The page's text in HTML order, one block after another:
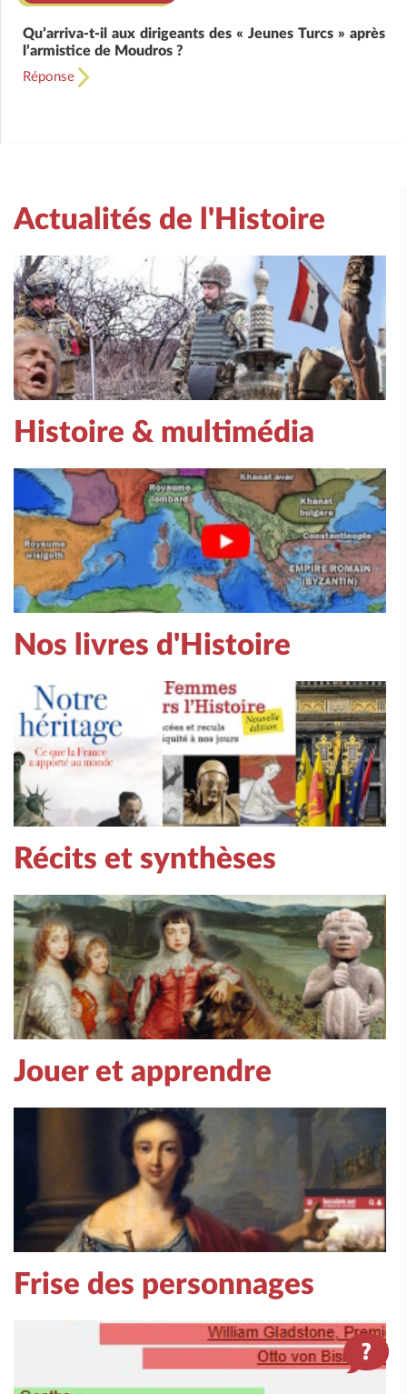
Qu’arriva-t-il aux dirigeants des « Jeunes Turcs » après
l’armistice de Moudros ?
Réponse
Actualités de l'Histoire
Histoire & multimédia
Nos livres d'Histoire
Récits et synthèses
Jouer et apprendre
Frise des personnages